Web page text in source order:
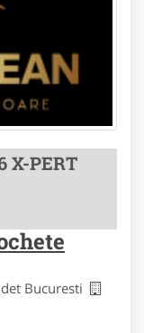
X-PERT
Bucuresti